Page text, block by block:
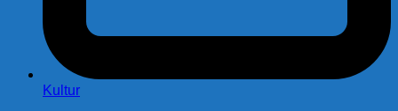
Kultur